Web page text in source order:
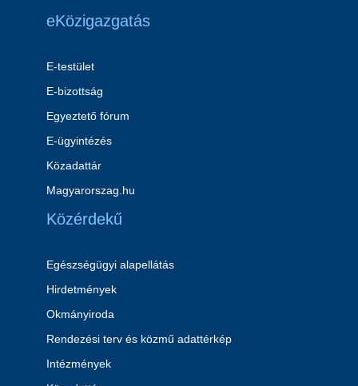
eKözigazgatás
E-testület
E-bizottság
Egyeztető fórum
E-ügyintézés
Közadattár
Magyarorszag.hu
Közérdekű
Egészségügyi alapellátás
Hirdetmények
Okmányiroda
Rendezési terv és közmű adattérkép
Intézmények